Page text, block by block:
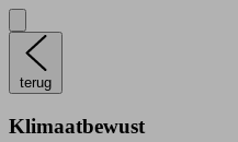
terug
Klimaatbewust